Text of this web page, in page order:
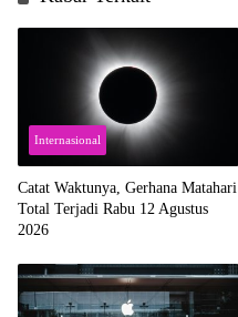
Internasional
Catat Waktunya, Gerhana Matahari
Total Terjadi Rabu 12 Agustus
2026